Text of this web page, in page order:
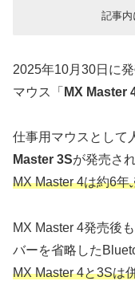
記事内
2025年10月30日に
マウス「 MX Master
仕事用マウスとして
Master 3Sが発売さ
MX Master 4は約6年
MX Master 4発売後
バーを省略した
MX Master 4と3Sは